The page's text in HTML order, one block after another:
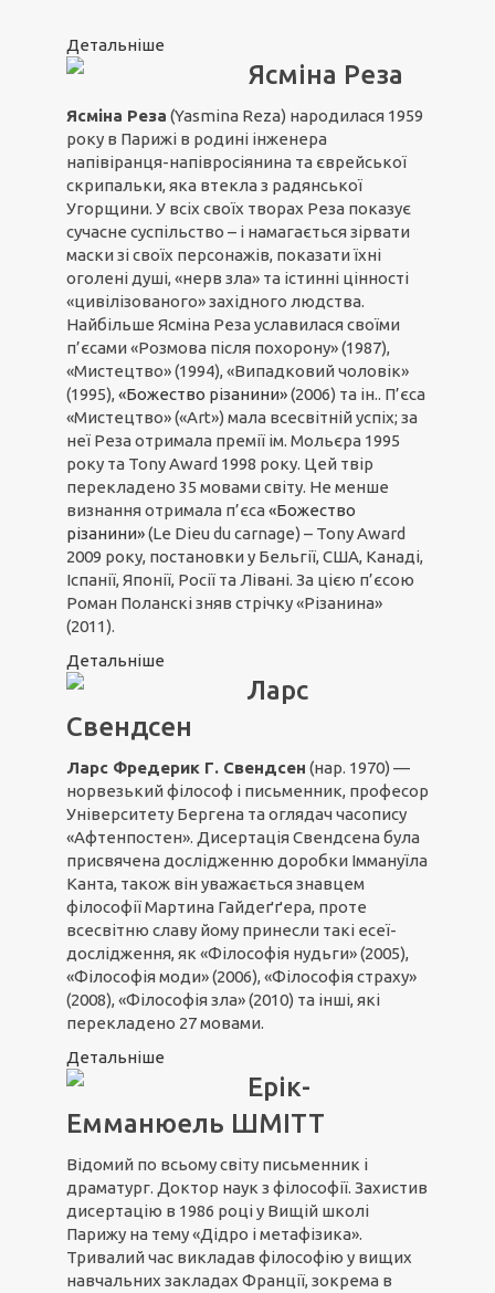
Детальніше
Ясміна Реза
Ясміна Реза (Yasmina Reza) народилася 1959
року в Парижі в родині інженера
напівіранця-напівросіянина та єврейської
скрипальки, яка втекла з радянської
Угорщини. У всіх своїх творах Реза показує
сучасне суспільство – і намагається зірвати
маски зі своїх персонажів, показати їхні
оголені душі, «нерв зла» та істинні цінності
«цивілізованого» західного людства.
Найбільше Ясміна Реза уславилася своїми
п’єсами «Розмова після похорону» (1987),
«Мистецтво» (1994), «Випадковий чоловік»
(1995), «Божество різанини»(2006) та ін.. П’єса
«Мистецтво» («Art») мала всесвітній успіх; за
неї Реза отримала премії ім. Мольєра 1995
року та Tony Award 1998 року. Цей твір
перекладено 35 мовами світу. Не менше
визнання отримала п’єса «Божество
різанини»(Le Dieu du carnage) – Tony Award
2009 року, постановки у Бельгії, США, Канаді,
Іспанії, Японії, Росії та Лівані. За цією п’єсою
Роман Поланскі зняв стрічку «Різанина»
(2011).
Детальніше
Ларс
Свендсен
Ларс Фредерик Г. Свендсен (нар. 1970) —
норвезький філософ і письменник, професор
Університету Бергена та оглядач часопису
«Афтенпостен». Дисертація Свендсена була
присвячена дослідженню доробки Іммануїла
Канта, також він уважається знавцем
філософії Мартина Гайдеґґера, проте
всесвітню славу йому принесли такі есеї-
дослідження, як «Філософія нудьги» (2005),
«Філософія моди» (2006), «Філософія страху»
(2008), «Філософія зла» (2010) та інші, які
перекладено 27 мовами.
Детальніше
Ерік-
Емманюель ШМІТТ
Відомий по всьому світу письменник і
драматург. Доктор наук з філософії. Захистив
дисертацію в 1986 році у Вищій школі
Парижу на тему «Дідро і метафізика».
Тривалий час викладав філософію у вищих
навчальних закладах Франції, зокрема в